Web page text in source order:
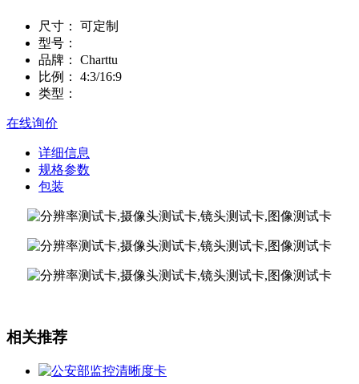
尺寸：
可定制
型号：
品牌：
Charttu
比例：
4:3/16:9
类型：
在线询价
详细信息
规格参数
包装
相关推荐